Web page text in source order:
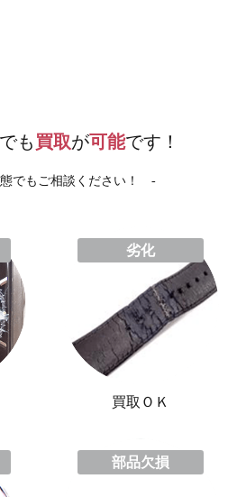
も 買取が可能です！
でもご相談ください！ -
劣化
買取ＯＫ
部品欠損